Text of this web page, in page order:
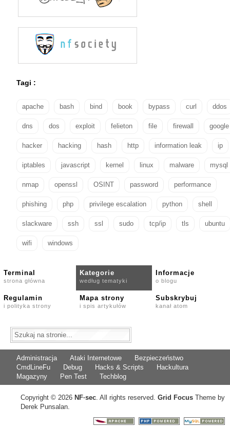
Tagi :
apache bash bind book bypass curl ddos
dns dos exploit felieton file firewall google
hacker hacking hash http information leak ip
iptables javascript kernel linux malware mysql
nmap openssl OSINT password performance
phishing php privilege escalation python shell
slackware ssh ssl sudo tcp/ip tls ubuntu
wifi windows
Terminal
strona główna
Kategorie
według tematyki
Informacje
o blogu
Regulamin
i polityka strony
Mapa strony
i spis artykułów
Subskrybuj
kanał atom
Administracja Ataki Internetowe
Bezpieczeństwo
CmdLineFu
Debug Hacks & Scripts
Hackultura
Magazyny
Pen Test Techblog
Copyright © 2026 NF·sec. All rights reserved. Grid Focus Theme by
Derek Punsalan.